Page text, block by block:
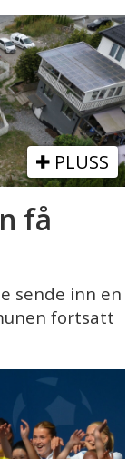
PLUSS
få
sende inn en
fortsatt